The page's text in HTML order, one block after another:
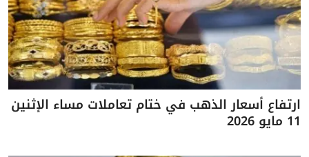
ارتفاع أسعار الذهب في ختام تعاملات مساء الإثنين
11 مايو 2026